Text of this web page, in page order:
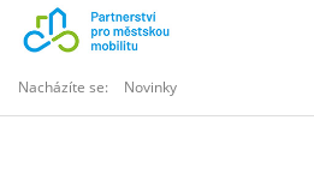
Nacházíte se: Novinky